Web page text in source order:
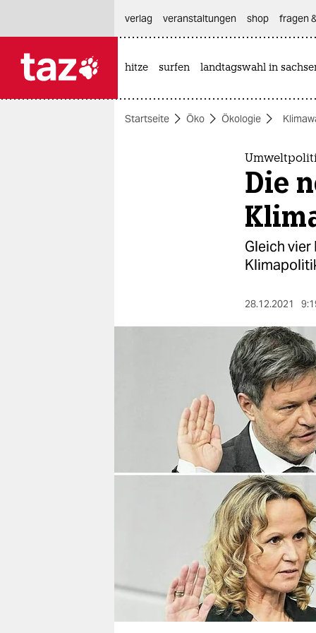
themen
veranstaltungen
unterstützen
genossenschaft
verlag
veranstaltungen shop fragen
hitze surfen landtagswahl in
Startseite Öko Ökologie
Die
Gleich
28.12.2021